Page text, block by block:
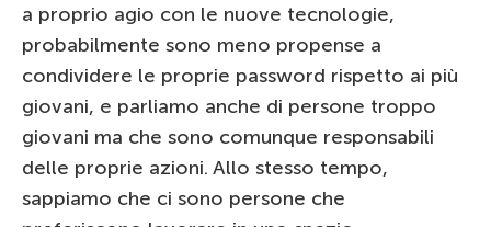
a proprio agio con le nuove tecnologie,
probabilmente sono meno propense a
condividere le proprie password rispetto ai più
giovani, e parliamo anche di persone troppo
giovani ma che sono comunque responsabili
delle proprie azioni. Allo stesso tempo,
sappiamo che ci sono persone che